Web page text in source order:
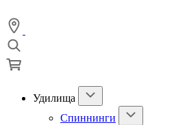
Удилища
Спиннинги